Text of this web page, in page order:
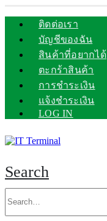
ติดต่อเรา
บัญชีของฉัน
สินค้าที่อยากได้
ตะกร้าสินค้า
การชำระเงิน
แจ้งชำระเงิน
LOG IN
Search